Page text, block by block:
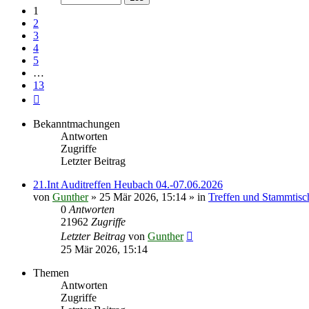
1
2
3
4
5
…
13
Bekanntmachungen
Antworten
Zugriffe
Letzter Beitrag
21.Int Auditreffen Heubach 04.-07.06.2026
von Gunther» 25 Mär 2026, 15:14 » in Treffen und
0 Antworten
21962 Zugriffe
Letzter Beitrag von Gunther
25 Mär 2026, 15:14
Themen
Antworten
Zugriffe